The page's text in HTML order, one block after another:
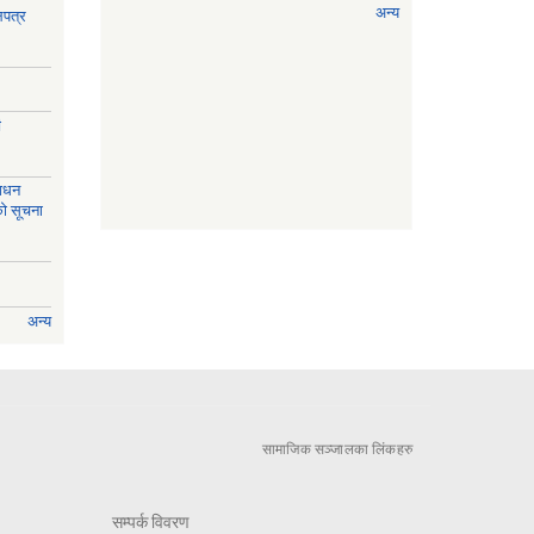
सूचना
अन्य
अन्य
सामाजिक सञ्जालका लिंकहरु
सम्पर्क विवरण